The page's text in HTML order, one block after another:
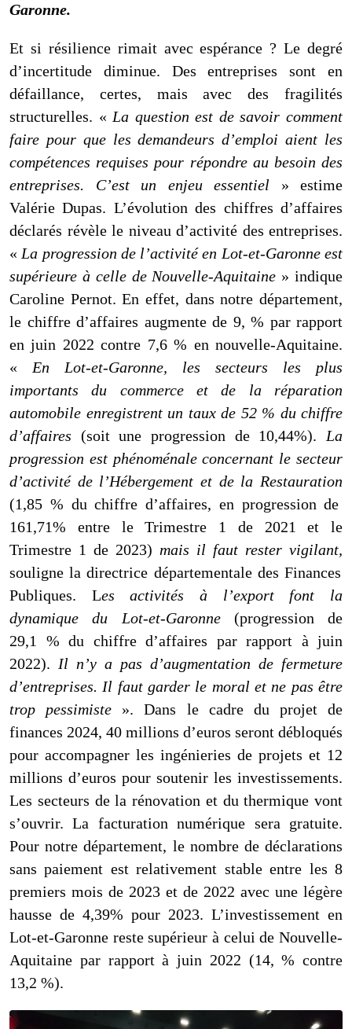
Garonne.
Et si résilience rimait avec espérance ? Le degré
d’incertitude diminue. Des entreprises sont en
défaillance, certes, mais avec des fragilités
structurelles. « La question est de savoir comment
faire pour que les demandeurs d’emploi aient les
compétences requises pour répondre au besoin des
entreprises. C’est un enjeu essentiel » estime
Valérie Dupas. L’évolution des chiffres d’affaires
déclarés révèle le niveau d’activité des entreprises.
« La progression de l’activité en Lot-et-Garonne est
supérieure à celle de Nouvelle-Aquitaine » indique
Caroline Pernot. En effet, dans notre département,
le chiffre d’affaires augmente de 9, % par rapport
en juin 2022 contre 7,6 % en nouvelle-Aquitaine.
« En Lot-et-Garonne, les secteurs les plus
importants du commerce et de la réparation
automobile enregistrent un taux de 52 % du chiffre
d’affaires (soit une progression de 10,44%). La
progression est phénoménale concernant le secteur
d’activité de l’Hébergement et de la Restauration
(1,85 % du chiffre d’affaires, en progression de
161,71% entre le Trimestre 1 de 2021 et le
Trimestre 1 de 2023) mais il faut rester vigilant,
souligne ladirectrice départementale des Finances
Publiques. Les activités à l’export font la
dynamique du Lot-et-Garonne(progression de
29,1 % du chiffre d’affaires par rapport à juin
2022). Il n’y a pas d’augmentation de fermeture
d’entreprises. Il faut garder le moral et ne pas être
trop pessimiste ». Dans le cadre du projet de
finances 2024, 40 millions d’euros seront débloqués
pour accompagner les ingénieries de projets et 12
millions d’euros pour soutenir les investissements.
Les secteurs de la rénovation et du thermique vont
s’ouvrir. La facturation numérique sera gratuite.
Pournotre département, le nombre de déclarations
sans paiement est relativement stable entre les 8
premiers mois de 2023 et de 2022 avec une légère
hausse de 4,39% pour 2023. L’investissement en
Lot-et-Garonne reste supérieur à celui de Nouvelle-
Aquitaine par rapport à juin 2022 (14, % contre
13,2 %).